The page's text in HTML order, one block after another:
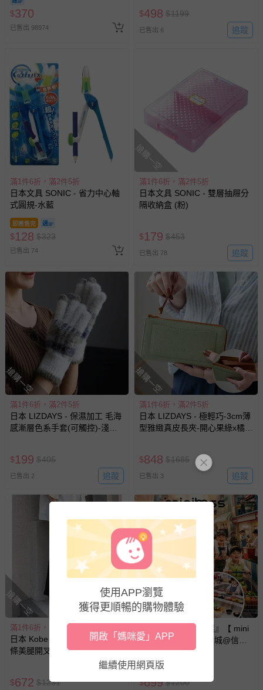
$370
已售出 98974
$498 $1199
已售出 6 追蹤
滿1件6折，滿2件5折
日本文具 SONIC - 省力中心軸
式圓規-水藍
即將售完
$128 $323
已售出 74
搶購一空
滿1件6折，滿2件5折
日本文具 SONIC - 雙層抽屜分
隔收納盒 (粉)
$179 $453
已售出 78 追蹤
搶購一空
滿1件6折，滿2件5折
日本 LIZDAYS - 保濕加工 毛海
感漸層色系手套(可觸控)-淺灰
$199 $405
已售出 2 追蹤
搶購一空
滿1件6折，滿2件5折
日本 LIZDAYS - 極輕巧-3cm薄
型雅緻真皮長夾-開心果綠x橘棕
$848 $1685
已售出 3 追蹤
搶購一空
滿1件6折，滿2件5折
日本 Kobe Lettuce - 舒適細坑
條美腿開叉喇叭褲-(可選長度)-
$672 $1231
mini boss - 『展期票』【 mini
boss 職感 RPG 模擬城@信義
A11 】2026/7/10-8/30 (電子票
券，於展期現場憑訂單編號兌
期作廢) (兒童票(2歲以上)贈一
58折
$699 $1200
使用APP瀏覽
獲得更順暢的購物體驗
開啟「媽咪愛」APP
繼續使用網頁版